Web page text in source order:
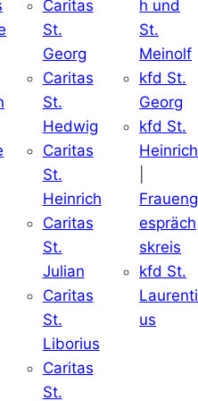
Caritas
St.
Georg
Caritas
St.
Hedwig
Caritas
St.
Heinrich
Caritas
St.
Julian
Caritas
St.
Liborius
Caritas
St.
h und
St.
Meinolf
kfd St.
Georg
kfd St.
Heinrich
Fraueng
espräch
skreis
kfd St.
Laurenti
us